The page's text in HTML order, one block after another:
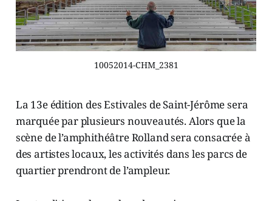
10052014-CHM_2381
La 13e édition des Estivales de Saint-Jérôme sera
marquée par plusieurs nouveautés. Alors que la
scène de l’amphithéâtre Rolland sera consacrée à
des artistes locaux, les activités dans les parcs de
quartier prendront de l’ampleur.